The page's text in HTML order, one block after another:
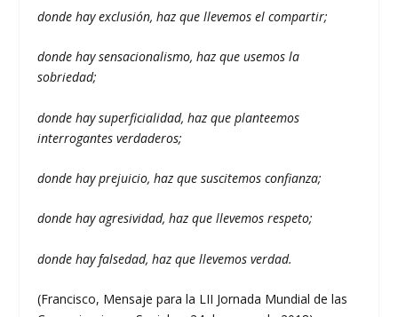
donde hay exclusión, haz que llevemos el compartir;
donde hay sensacionalismo, haz que usemos la
sobriedad;
donde hay superficialidad, haz que planteemos
interrogantes verdaderos;
donde hay prejuicio, haz que suscitemos confianza;
donde hay agresividad, haz que llevemos respeto;
donde hay falsedad, haz que llevemos verdad.
(Francisco, Mensaje para la LII Jornada Mundial de las